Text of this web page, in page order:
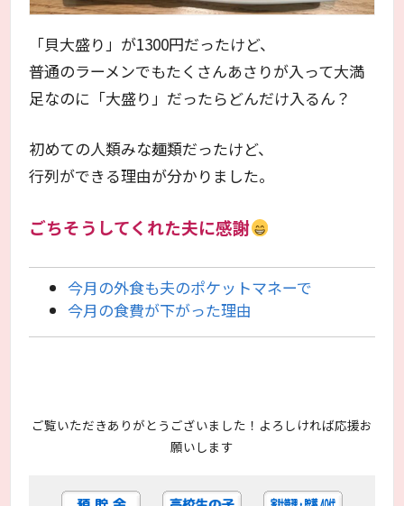
「貝大盛り」が1300円だったけど、
普通のラーメンでもたくさんあさりが入って大満
足なのに「大盛り」だったらどんだけ入るん？
初めての人類みな麺類だったけど、
行列ができる理由が分かりました。
ごちそうしてくれた夫に感謝
今月の外食も夫のポケットマネーで
今月の食費が下がった理由
ご覧いただきありがとうございました！よろしければ応援お
願いします